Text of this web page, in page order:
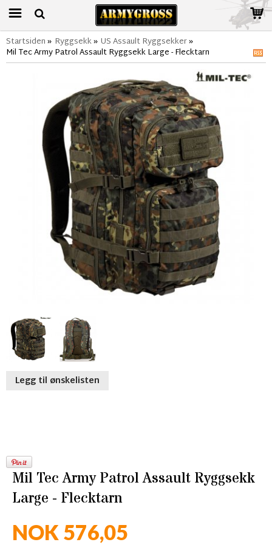
Startsiden» Ryggsekk» US Assault Ryggsekker»
Mil Tec Army Patrol Assault Ryggsekk Large - Flecktarn
Legg til ønskelisten
Mil Tec Army Patrol Assault Ryggsekk
Large - Flecktarn
NOK 576,05